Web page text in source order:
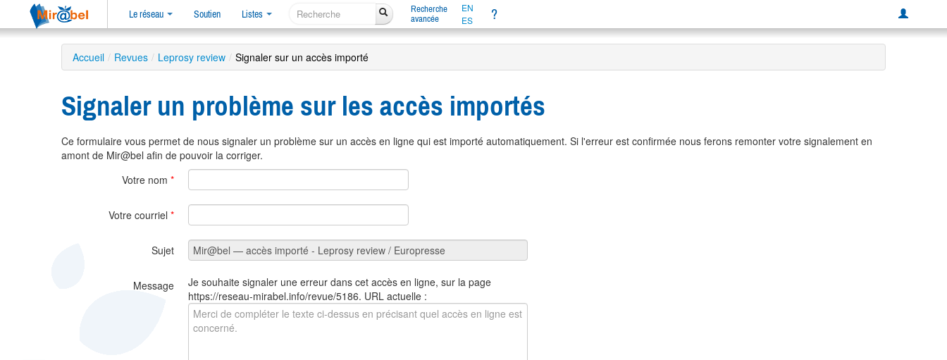
Le réseau Soutien Listes
Recherche
avancée
EN
ES
?
Accueil / Revues / Leprosy review / Signaler sur un accès importé
Signaler un problème sur les accès importés
Ce formulaire vous permet de nous signaler un problème sur un accès en ligne qui est importé automatiquement. Si l'erreur est confirmée nous ferons remonter votre signalement en
amont de Mir@bel afin de pouvoir la corriger.
Votre nom *
Votre courriel *
Sujet
Message
Je souhaite signaler une erreur dans cet accès en ligne, sur la page
https://reseau-mirabel.info/revue/5186. URL actuelle :